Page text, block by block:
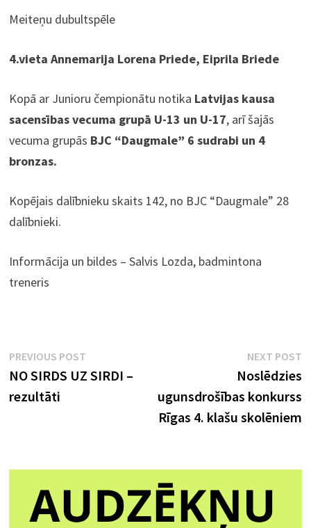
Meiteņu dubultspēle
4.vieta Annemarija Lorena Priede, Eiprila Briede
Kopā ar Junioru čempionātu notika Latvijas kausa
sacensības vecuma grupā U-13 un U-17, arī šajās
vecuma grupās BJC “Daugmale” 6 sudrabi un 4
bronzas.
Kopējais dalībnieku skaits 142, no BJC “Daugmale” 28
dalībnieki.
Informācija un bildes – Salvis Lozda, badmintona
treneris
Ziņu
izvēlne
PREVIOUS POST
post:
NO SIRDS UZ SIRDI –
rezultāti
NEXT POST
Noslēdzies
ugunsdrošības konkurss
Rīgas 4. klašu skolēniem